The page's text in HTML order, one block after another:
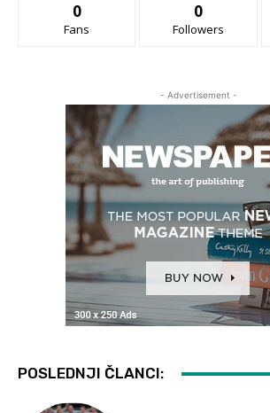
0
Fans
0
Followers
- Advertisement -
POSLEDNJI ČLANCI: